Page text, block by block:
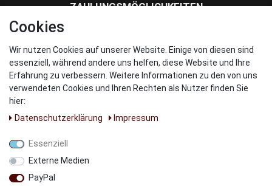
ZAHLUNGSMÖGLICHKEITEN
WIR VERSENDEN MIT
Cookies
Wir nutzen Cookies auf unserer Website. Einige von diesen sind
essenziell, während andere uns helfen, diese Website und Ihre
Erfahrung zu verbessern. Weitere Informationen zu den von uns
verwendeten Cookies und Ihren Rechten als Nutzer finden Sie
hier:
Daten­schutz­erklärung
Impressum
Essenziell
Externe Medien
PayPal